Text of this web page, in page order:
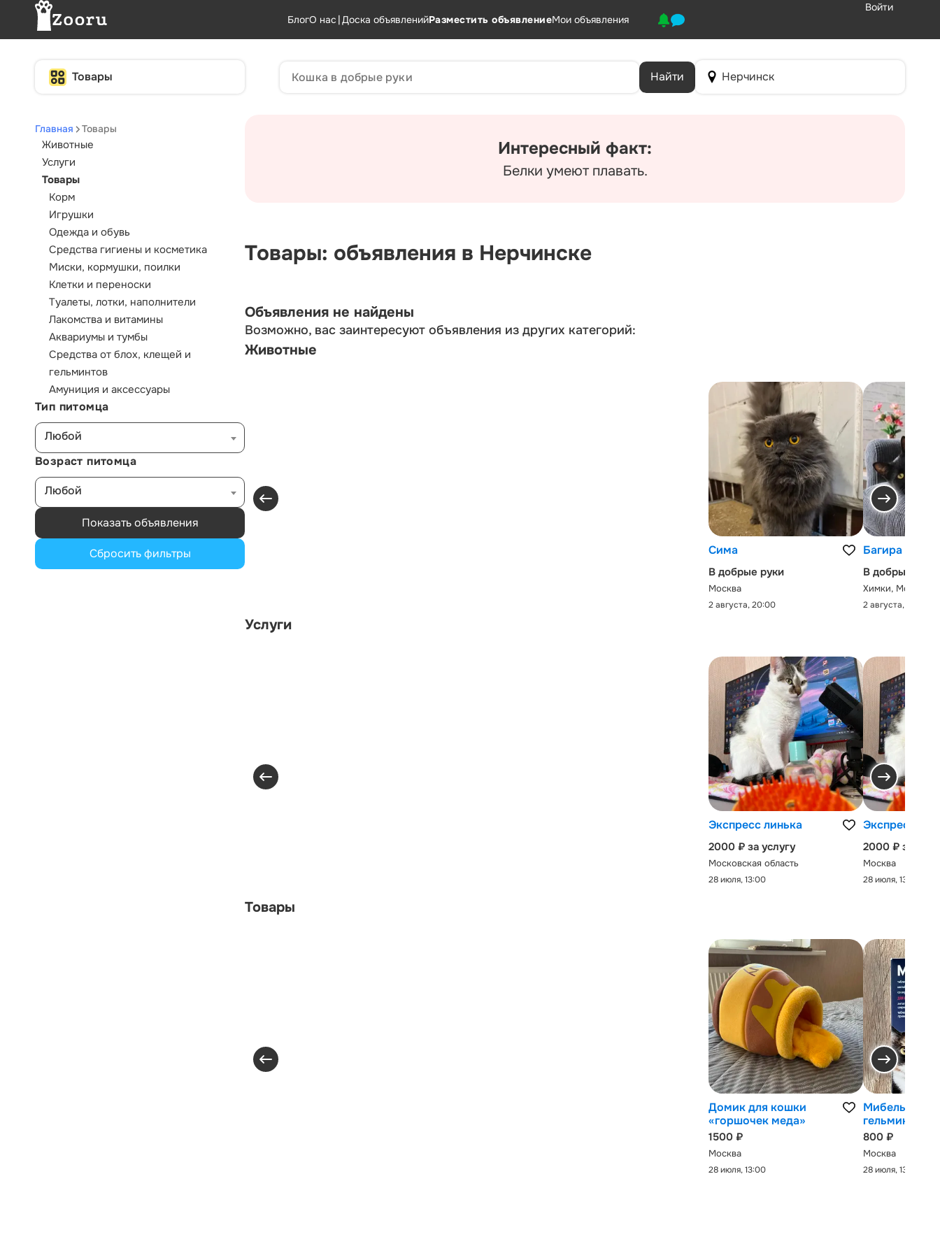
БлогО нас |Доска объявленийРазместить объявлениеМои объявления
Войти
Товары Найти Нерчинск
Главная Товары
Животные
Услуги
Товары
Корм
Игрушки
Одежда и обувь
Средства гигиены и косметика
Миски, кормушки, поилки
Клетки и переноски
Туалеты, лотки, наполнители
Лакомства и витамины
Аквариумы и тумбы
Средства от блох, клещей и
гельминтов
Амуниция и аксессуары
Тип питомца
Любой
Возраст питомца
Любой
Показать объявления
Сбросить фильтры
Интересный факт:
Белки умеют плавать.
Товары: объявления в Нерчинске
Объявления не найдены
Возможно, вас заинтересуют объявления из других категорий:
Животные
Сима
В добрые руки
Москва
2 августа, 20:00
Багира
В добрые руки
Химки,
2 августа, 0:00
Услуги
Экспресс линька
2000 ₽ за услугу
Московская область
28 июля, 13:00
Экспресс-
2000 ₽ за
Москва
28 июля, 13:00
Товары
Домик для кошки
«горшочек меда»
1500 ₽
Москва
28 июля, 13:00
Мибельмакс
гельминтов
800 ₽
Москва
28 июля, 13:00